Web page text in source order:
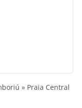
» Praia Central